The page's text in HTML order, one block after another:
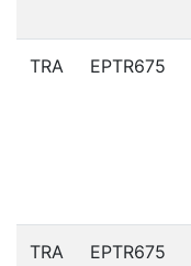
TRA EPTR675
TRA EPTR675